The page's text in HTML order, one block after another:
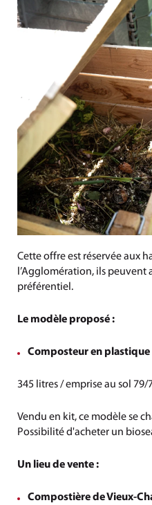
Cette offre est réservée aux
l’Agglomération, ils peuvent
préférentiel.
Le modèle proposé :
Composteur en plastique
345 litres / emprise au sol
Vendu en kit, ce modèle se
Possibilité d'acheter un
Un lieu de vente :
Compostière de Vieux-